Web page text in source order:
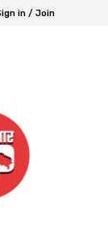
in / Join